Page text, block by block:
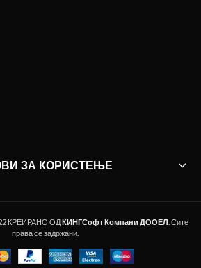
ЗА КОРИСТЕЊЕ
КРЕИРАНО ОДКИНГСофт Компани ДООЕЛ . Сите
права се задржани.